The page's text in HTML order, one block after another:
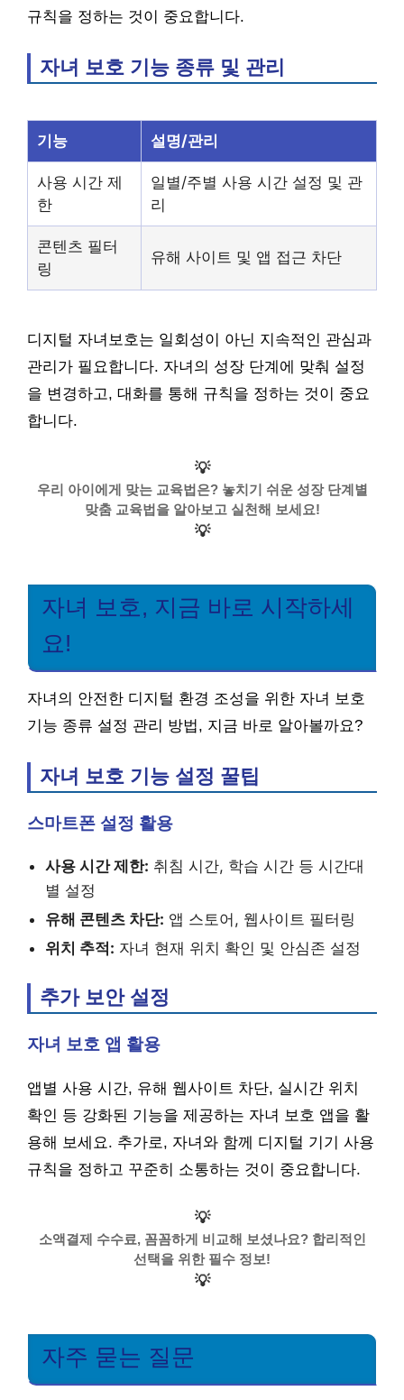
규칙을 정하는 것이 중요합니다.
자녀 보호 기능 종류 및 관리
기능 설명/관리
사용 시간 제
한
일별/주별 사용 시간 설정 및 관
리
콘텐츠 필터
링
유해 사이트 및 앱 접근 차단
디지털 자녀보호는 일회성이 아닌 지속적인 관심과
관리가 필요합니다. 자녀의 성장 단계에 맞춰 설정
을 변경하고, 대화를 통해 규칙을 정하는 것이 중요
합니다.
💡
우리 아이에게 맞는 교육법은? 놓치기 쉬운 성장 단계별
맞춤 교육법을 알아보고 실천해 보세요!
💡
자녀 보호, 지금 바로 시작하세
요!
자녀의 안전한 디지털 환경 조성을 위한 자녀 보호
기능 종류 설정 관리 방법, 지금 바로 알아볼까요?
자녀 보호 기능 설정 꿀팁
스마트폰 설정 활용
사용 시간 제한: 취침 시간, 학습 시간 등 시간대
별 설정
유해 콘텐츠 차단: 앱 스토어, 웹사이트 필터링
위치 추적: 자녀 현재 위치 확인 및 안심존 설정
추가 보안 설정
자녀 보호 앱 활용
앱별 사용 시간, 유해 웹사이트 차단, 실시간 위치
확인 등 강화된 기능을 제공하는 자녀 보호 앱을 활
용해 보세요. 추가로, 자녀와 함께 디지털 기기 사용
규칙을 정하고 꾸준히 소통하는 것이 중요합니다.
💡
소액결제 수수료, 꼼꼼하게 비교해 보셨나요? 합리적인
선택을 위한 필수 정보!
💡
자주 묻는 질문